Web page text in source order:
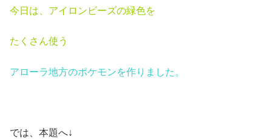
今日は、アイロンビーズの緑色を
たくさん使う
アローラ地方のポケモンを作りました。
では、本題へ↓